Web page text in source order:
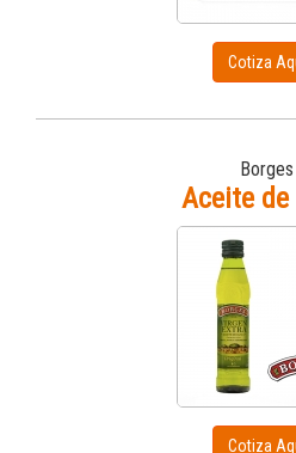
Cotiza
Borges
Aceite de
Cotiza